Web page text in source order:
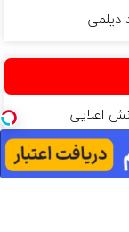
دیلمی
اعلایی
توو لونه